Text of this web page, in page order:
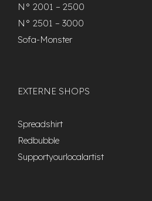
N° 2001 – 2500
N° 2501 – 3000
Sofa-Monster
EXTERNE SHOPS
Spreadshirt
Redbubble
Supportyourlocalartist